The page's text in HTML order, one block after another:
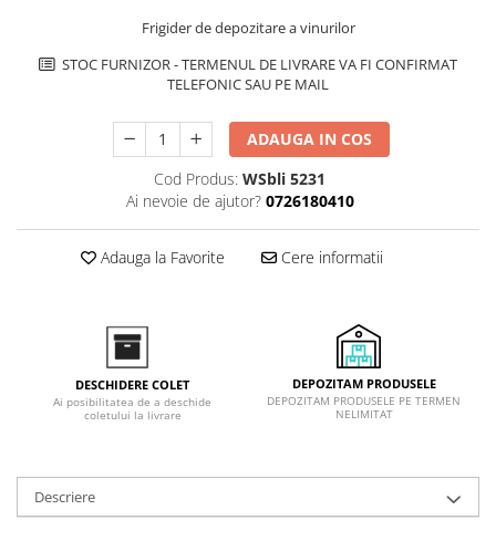
Plite cu hota integrata
Frigider de depozitare a vinurilor
STOC FURNIZOR - TERMENUL DE LIVRARE VA FI CONFIRMAT
TELEFONIC SAU PE MAIL
ADAUGA IN COS
Cod Produs: WSbli 5231
Ai nevoie de ajutor? 0726180410
Adauga la Favorite Cere informatii
DESCHIDERE COLET
Ai posibilitatea de a deschide
coletului la livrare
DEPOZITAM PRODUSELE
DEPOZITAM PRODUSELE PE TERMEN
NELIMITAT
Descriere